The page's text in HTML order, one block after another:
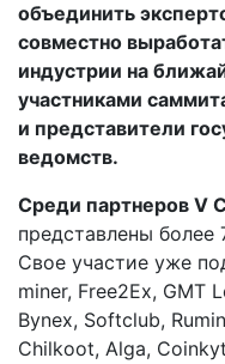
объединить
совместно
индустрии на
участниками
и представители
ведомств.
Среди партнеров V
представлены более
Свое участие уже
miner, Free2Ex, GMT
Bynex, Softclub,
Chilkoot, Alga,